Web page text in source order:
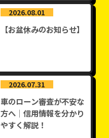
2026.08.01
【お盆休みのお知らせ】
2026.07.31
車のローン審査が不安な
方へ│信用情報を分かり
やすく解説！